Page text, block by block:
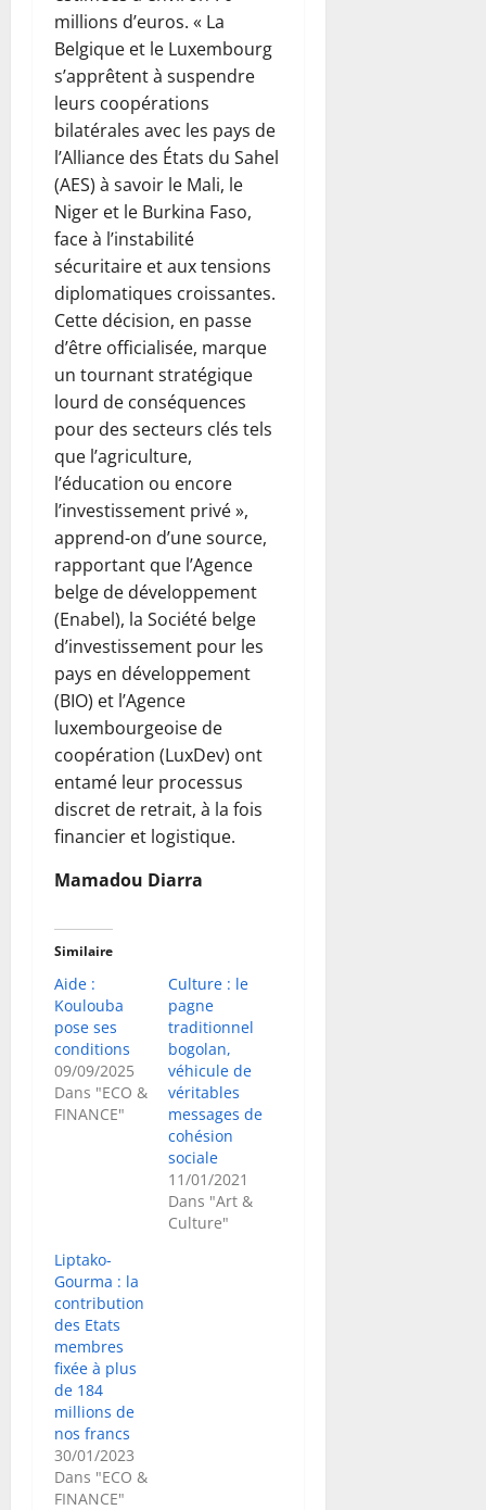
millions d’euros. « La
Belgique et le Luxembourg
s’apprêtent à suspendre
leurs coopérations
bilatérales avec les pays de
l’Alliance des États du Sahel
(AES) à savoir le Mali, le
Niger et le Burkina Faso,
face à l’instabilité
sécuritaire et aux tensions
diplomatiques croissantes.
Cette décision, en passe
d’être officialisée, marque
un tournant stratégique
lourd de conséquences
pour des secteurs clés tels
que l’agriculture,
l’éducation ou encore
l’investissement privé »,
apprend-on d’une source,
rapportant que l’Agence
belge de développement
(Enabel), la Société belge
d’investissement pour les
pays en développement
(BIO) et l’Agence
luxembourgeoise de
coopération (LuxDev) ont
entamé leur processus
discret de retrait, à la fois
financier et logistique.
Mamadou Diarra
Similaire
Aide :
Koulouba
pose ses
conditions
09/09/2025
Dans "ECO &
FINANCE"
Culture : le
pagne
traditionnel
bogolan,
véhicule de
véritables
messages de
cohésion
sociale
11/01/2021
Dans "Art &
Culture"
Liptako-
Gourma : la
contribution
des Etats
membres
fixée à plus
de 184
millions de
nos francs
30/01/2023
Dans "ECO &
FINANCE"